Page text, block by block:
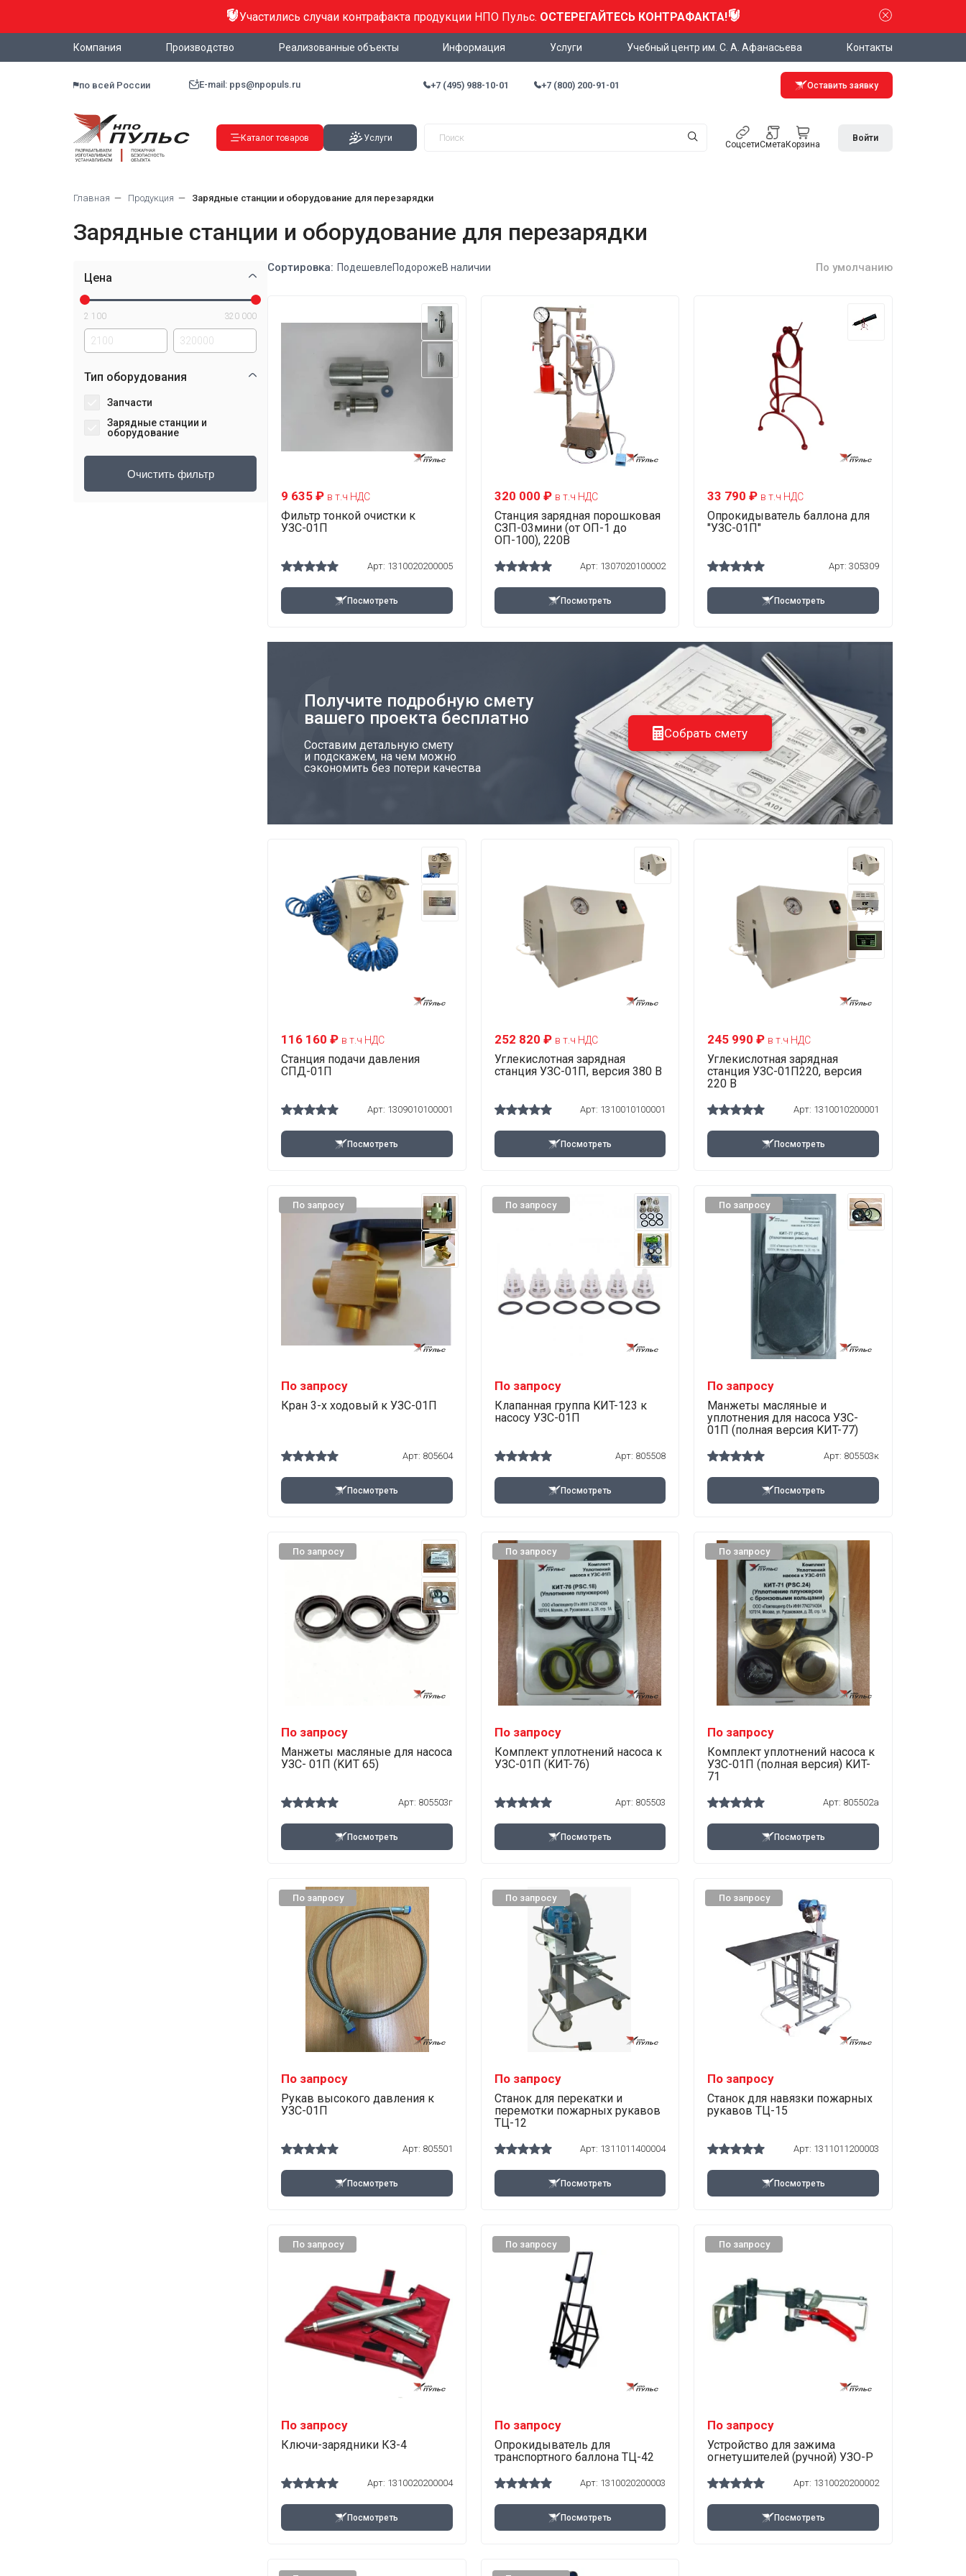
Участились случаи контрафакта продукции НПО Пульс. ОСТЕРЕГАЙТЕСЬ КОНТРАФАКТА!
Компания Производство Реализованные объекты Информация Услуги Учебный центр им. С. А. Афанасьева Контакты
по всей России E-mail: pps@npopuls.ru +7 (495) 988-10-01 +7 (800) 200-91-01 Оставить заявку
Каталог товаров Услуги
СоцсетиСмета Корзина
Войти
Главная Продукция Зарядные станции и оборудование для перезарядки
Зарядные станции и оборудование для перезарядки
Цена
2 100 320 000
Тип оборудования
Запчасти
Зарядные станции и
оборудование
Сортировка: ПодешевлеПодорожеВ наличии По умолчанию
9 635 ₽ в т.ч НДС
Фильтр тонкой очистки к
УЗС-01П
Арт: 1310020200005
Посмотреть
320 000 ₽ в т.ч НДС
Станция зарядная порошковая
СЗП-03мини (от ОП-1 до
ОП-100), 220В
Арт: 1307020100002
Посмотреть
33 790 ₽ в т.ч НДС
Опрокидыватель баллона для
"УЗС-01П"
Арт: 305309
Посмотреть
Получите подробную смету
вашего проекта бесплатно
Составим детальную смету
и подскажем, на чем можно
сэкономить без потери качества
Собрать смету
116 160 ₽ в т.ч НДС
Станция подачи давления
СПД-01П
Арт: 1309010100001
Посмотреть
252 820 ₽ в т.ч НДС
Углекислотная зарядная
станция УЗС-01П, версия 380 В
Арт: 1310010100001
Посмотреть
245 990 ₽ в т.ч НДС
Углекислотная зарядная
станция УЗС-01П220, версия
220 В
Арт: 1310010200001
Посмотреть
По запросу
По запросу
Кран 3-х ходовый к УЗС-01П
Арт: 805604
Посмотреть
По запросу
По запросу
Клапанная группа KИT-123 к
насосу УЗС-01П
Арт: 805508
Посмотреть
По запросу
По запросу
Манжеты масляные и
уплотнения для насоса УЗС-
01П (полная версия KИT-77)
Арт: 805503к
Посмотреть
По запросу
По запросу
Манжеты масляные для насоса
УЗС- 01П (KИT 65)
Арт: 805503г
Посмотреть
По запросу
По запросу
Комплект уплотнений насоса к
УЗС-01П (KИT-76)
Арт: 805503
Посмотреть
По запросу
По запросу
Комплект уплотнений насоса к
УЗС-01П (полная версия) KИT-
71
Арт: 805502а
Посмотреть
По запросу
По запросу
Рукав высокого давления к
УЗС-01П
Арт: 805501
Посмотреть
По запросу
По запросу
Станок для перекатки и
перемотки пожарных рукавов
ТЦ-12
Арт: 1311011400004
Посмотреть
По запросу
По запросу
Станок для навязки пожарных
рукавов ТЦ-15
Арт: 1311011200003
Посмотреть
По запросу
По запросу
Ключи-зарядники КЗ-4
Арт: 1310020200004
Посмотреть
По запросу
По запросу
Опрокидыватель для
транспортного баллона ТЦ-42
Арт: 1310020200003
Посмотреть
По запросу
По запросу
Устройство для зажима
огнетушителей (ручной) УЗО-Р
Арт: 1310020200002
Посмотреть